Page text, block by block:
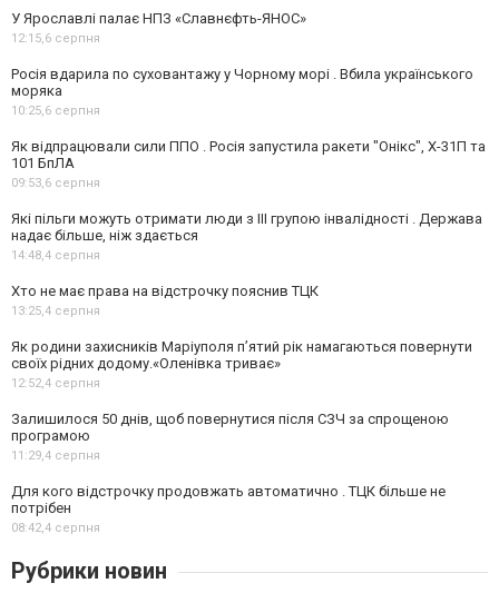
У Ярославлі палає НПЗ «Славнєфть-ЯНОС»
12:15,6 серпня
Росія вдарила по суховантажу у Чорному морі . Вбила українського
моряка
10:25,6 серпня
Як відпрацювали сили ППО . Росія запустила ракети "Онікс", Х-31П та
101 БпЛА
09:53,6 серпня
Які пільги можуть отримати люди з III групою інвалідності . Держава
надає більше, ніж здається
14:48,4 серпня
Хто не має права на відстрочку пояснив ТЦК
13:25,4 серпня
Як родини захисників Маріуполя пʼятий рік намагаються повернути
своїх рідних додому.«Оленівка триває»
12:52,4 серпня
Залишилося 50 днів, щоб повернутися після СЗЧ за спрощеною
програмою
11:29,4 серпня
Для кого відстрочку продовжать автоматично . ТЦК більше не
потрібен
08:42,4 серпня
Рубрики новин